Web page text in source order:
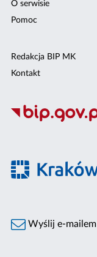
O serwisie
Pomoc
Redakcja BIP MK
Kontakt
Wyślij e-mailem